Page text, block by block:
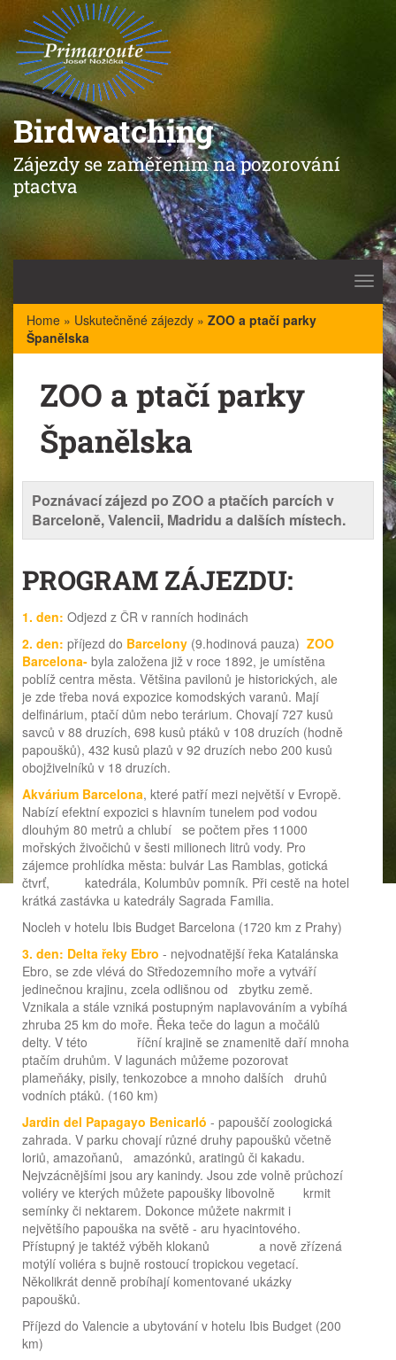
Birdwatching
Zájezdy se zaměřením na pozorování
ptactva
Home » Uskutečněné zájezdy » ZOO a ptačí parky
Španělska
ZOO a ptačí parky
Španělska
Poznávací zájezd po ZOO a ptačích parcích v
Barceloně, Valencii, Madridu a dalších místech.
PROGRAM ZÁJEZDU:
1. den: Odjezd z ČR v ranních hodinách
2. den: příjezd do Barcelony (9.hodinová pauza) ZOO
Barcelona- byla založena již v roce 1892, je umístěna
poblíž centra města. Většina pavilonů je historických, ale
je zde třeba nová expozice komodských varanů. Mají
delfinárium, ptačí dům nebo terárium. Chovají 727 kusů
savců v 88 druzích, 698 kusů ptáků v 108 druzích (hodně
papoušků), 432 kusů plazů v 92 druzích nebo 200 kusů
obojživelníků v 18 druzích.
Akvárium Barcelona, které patří mezi největší v Evropě.
Nabízí efektní expozici s hlavním tunelem pod vodou
dlouhým 80 metrů a chlubí se počtem přes 11000
mořských živočichů v šesti milionech litrů vody. Pro
zájemce prohlídka města: bulvár Las Ramblas, gotická
čtvrť, katedrála, Kolumbův pomník. Při cestě na hotel
krátká zastávka u katedrály Sagrada Familia.
Nocleh v hotelu Ibis Budget Barcelona (1720 km z Prahy)
3. den: Delta řeky Ebro - nejvodnatější řeka Katalánska
Ebro, se zde vlévá do Středozemního moře a vytváří
jedinečnou krajinu, zcela odlišnou od zbytku země.
Vznikala a stále vzniká postupným naplavováním a vybíhá
zhruba 25 km do moře. Řeka teče do lagun a močálů
delty. V této říční krajině se znamenitě daří mnoha
ptačím druhům. V lagunách můžeme pozorovat
plameňáky, pisily, tenkozobce a mnoho dalších druhů
vodních ptáků. (160 km)
Jardin del Papagayo Benicarló - papouščí zoologická
zahrada. V parku chovají různé druhy papoušků včetně
loriů, amazoňanů, amazónků, aratingů či kakadu.
Nejvzácnějšími jsou ary kanindy. Jsou zde volně průchozí
voliéry ve kterých můžete papoušky libovolně krmit
semínky či nektarem. Dokonce můžete nakrmit i
největšího papouška na světě - aru hyacintového.
Přístupný je taktéž výběh klokanů a nově zřízená
motýlí voliéra s bujně rostoucí tropickou vegetací.
Několikrát denně probíhají komentované ukázky
papoušků.
Příjezd do Valencie a ubytování v hotelu Ibis Budget (200
km)